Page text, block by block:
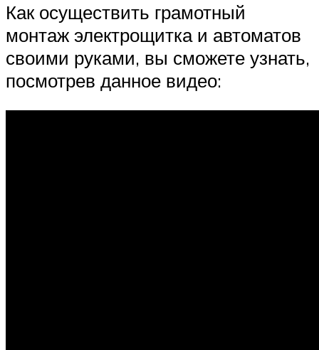
Как осуществить грамотный
монтаж электрощитка и автоматов
своими руками, вы сможете узнать,
посмотрев данное видео: